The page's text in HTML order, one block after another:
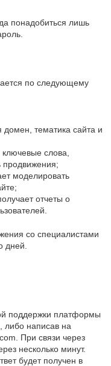
понадобиться лишь
по следующему
домен, тематика сайта и
слова,
продвижения;
моделировать
отчеты о
со специалистами
дней.
поддержки платформы
либо написав на
При связи через
несколько минут.
будет получен в